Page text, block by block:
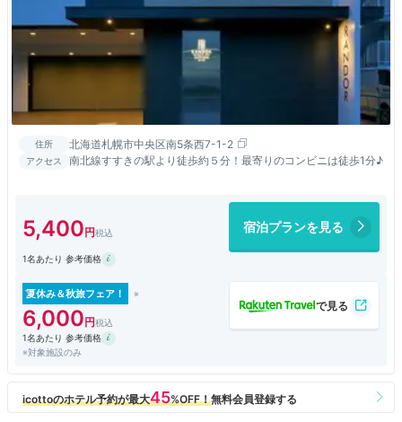
住所 北海道札幌市中央区南5条西7-1-2
アクセス 南北線すすきの駅より徒歩約５分！最寄りのコンビニは徒歩1分♪
5,400 宿泊プランを見る
1名あたり 参考価格
夏休み＆秋旅フェア！
6,000
1名あたり 参考価格
※対象施設のみ